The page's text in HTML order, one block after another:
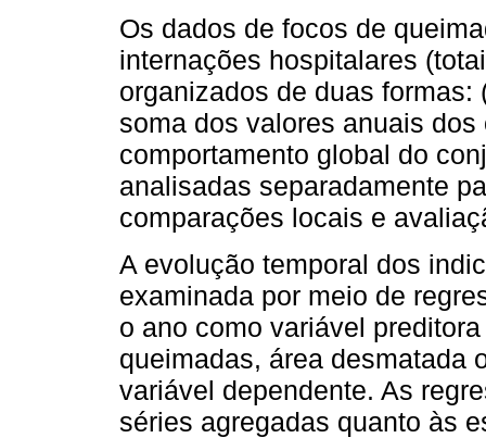
Os dados de focos de
internações hospitalares
organizados de duas
soma dos valores anuais
comportamento global do
analisadas separadamente
comparações locais e
A evolução temporal dos
examinada por meio de
o ano como variável
queimadas, área desmatada
variável dependente. As
séries agregadas quanto às